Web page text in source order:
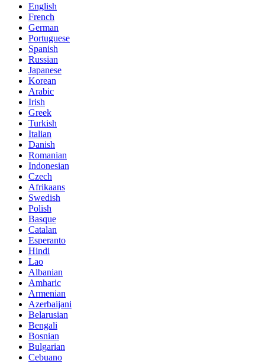
English
French
German
Portuguese
Spanish
Russian
Japanese
Korean
Arabic
Irish
Greek
Turkish
Italian
Danish
Romanian
Indonesian
Czech
Afrikaans
Swedish
Polish
Basque
Catalan
Esperanto
Hindi
Lao
Albanian
Amharic
Armenian
Azerbaijani
Belarusian
Bengali
Bosnian
Bulgarian
Cebuano